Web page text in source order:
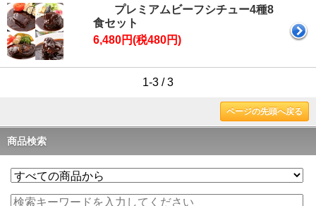
プレミアムビーフシチュー4種8
食セット
6,480円(税480円)
1-3 / 3
ページの先頭へ戻る
商品検索